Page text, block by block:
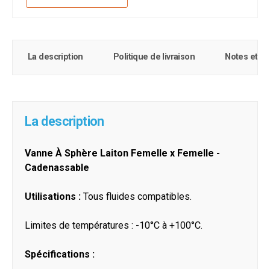
La description Politique de livraison Notes et
La description
Vanne À Sphère Laiton Femelle x Femelle -
Cadenassable
Utilisations : Tous fluides compatibles.
Limites de températures : -10°C à +100°C.
Spécifications :